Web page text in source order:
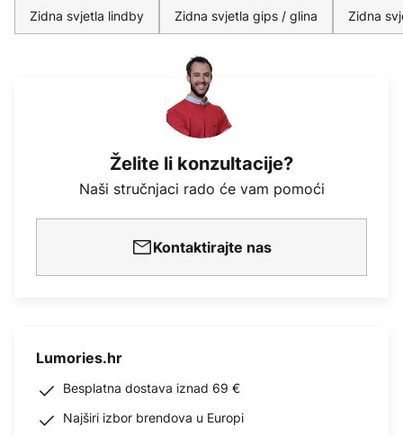
Zidna svjetla lindby Zidna svjetla gips / glina Zidna
Želite li konzultacije?
Naši stručnjaci rado će vam pomoći
Kontaktirajte nas
Lumories.hr
Besplatna dostava iznad 69 €
Najširi izbor brendova u Europi